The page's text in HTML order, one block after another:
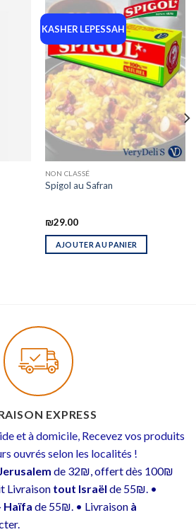
KASHER LEPESSAH
NON CLASSÉ
Spigol au Safran
₪29.00
AJOUTER AU PANIER
EXPRESS
et à domicile, Recevez vos produits
ouvrés selon les localités !
Jerusalem de 32₪, offert dès 100₪
Livraison tout Israël de 55₪. •
Haïfa de 55₪. • Livraison à